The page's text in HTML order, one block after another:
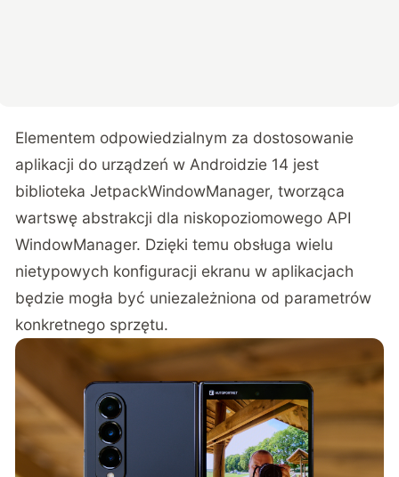
Elementem odpowiedzialnym za dostosowanie
aplikacji do urządzeń w Androidzie 14 jest
biblioteka JetpackWindowManager, tworząca
wartswę abstrakcji dla niskopoziomowego API
WindowManager. Dzięki temu obsługa wielu
nietypowych konfiguracji ekranu w aplikacjach
będzie mogła być uniezależniona od parametrów
konkretnego sprzętu.